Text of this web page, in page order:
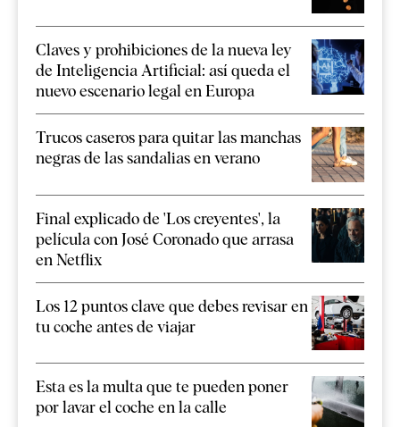
Claves y prohibiciones de la nueva ley
de Inteligencia Artificial: así queda el
nuevo escenario legal en Europa
Trucos caseros para quitar las manchas
negras de las sandalias en verano
Final explicado de 'Los creyentes', la
película con José Coronado que arrasa
en Netflix
Los 12 puntos clave que debes revisar en
tu coche antes de viajar
Esta es la multa que te pueden poner
por lavar el coche en la calle